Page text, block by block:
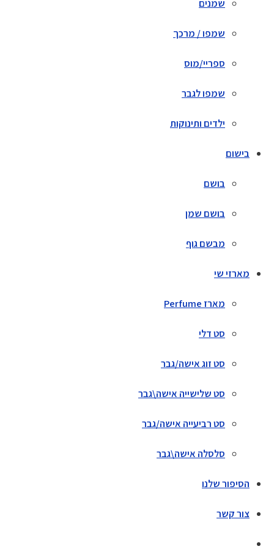
שמנים
שמפו / מרכך
ספריי/מוס
שמפו לגבר
ילדים ותינוקות
בישום
בושם
בושם שמן
מבשם גוף
מארזי שי
מארז Perfume
סט דלי
סט זוג אישה/גבר
סט שלישייה אישה\גבר
סט רביעייה אישה/גבר
סלסלה אישה\גבר
הסיפור שלנו
צור קשר